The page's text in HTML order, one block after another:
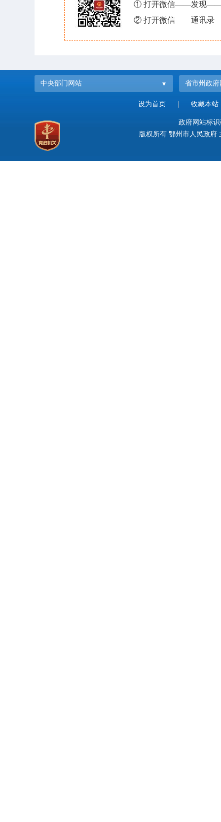
① 打开微信——发现——
② 打开微信——通讯录
中央部门网站 省市州政府
设为首页 收藏本站
政府网站标
版权所有 鄂州市人民政府